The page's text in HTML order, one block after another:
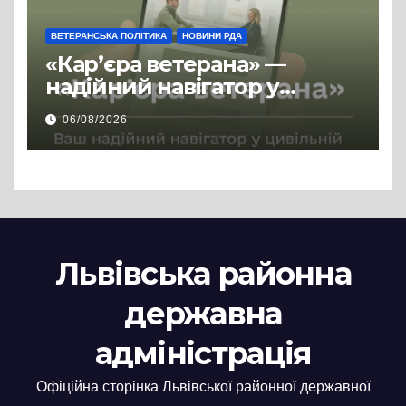
ВЕТЕРАНСЬКА ПОЛІТИКА НОВИНИ РДА
«Кар’єра ветерана» —
надійний навігатор у
цивільній професії
06/08/2026
Львівська районна
державна
адміністрація
Офіційна сторінка Львівської районної державної